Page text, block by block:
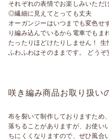
それぞれの表情でお楽しみいただ
◎繊細に見えてとっても丈夫
オーガンジーはいつまでも変色せ
り編み込んでいるから電車でもま
たったりほどけたりしません！ 生
ふわふわはそのままです。 どうぞ
咲き編み商品お取り扱い
布を裂いて制作しておりますため
落ちることがありますが、お使い
ちにくくなりますので、ぜひ風合